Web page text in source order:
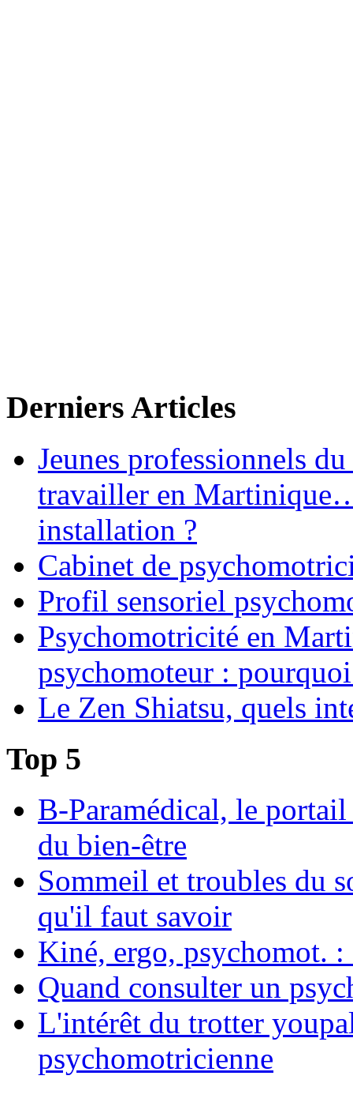
Derniers Articles
Jeunes professionnels
travailler en
installation ?
Cabinet de
Profil sensoriel
Psychomotricité en
psychomoteur :
Le Zen Shiatsu, quels
Top 5
B-Paramédical, le portail
du bien-être
Sommeil et troubles du
qu'il faut savoir
Kiné, ergo, psychomot. :
Quand consulter un
L'intérêt du trotter
psychomotricienne